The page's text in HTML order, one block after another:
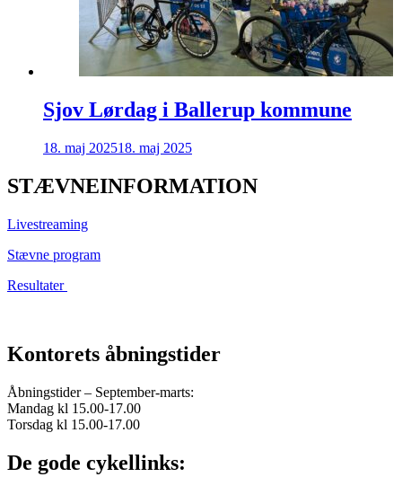
Sjov Lørdag i Ballerup kommune
18. maj 202518. maj 2025
STÆVNEINFORMATION
Livestreaming
Stævne program
Resultater
Kontorets åbningstider
Åbningstider – September-marts:
Mandag kl 15.00-17.00
Torsdag kl 15.00-17.00
De gode cykellinks: